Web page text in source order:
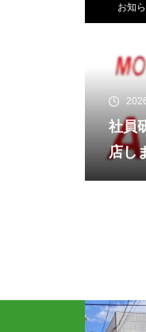
お知
社員
店し